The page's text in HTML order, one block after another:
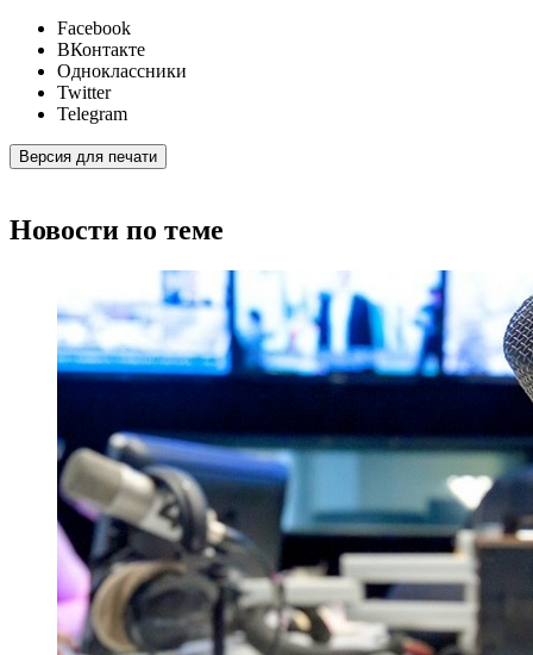
Facebook
ВКонтакте
Одноклассники
Twitter
Telegram
Версия для печати
Новости по теме